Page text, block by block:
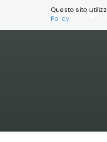
Questo sito
Policy.